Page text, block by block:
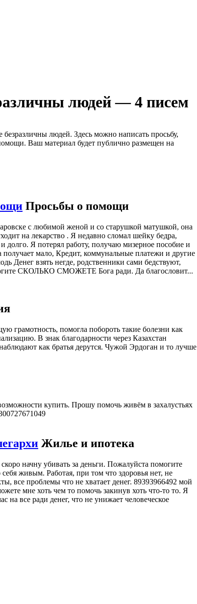
людей — 4 писем
людей. Здесь можно написать просьбу,
Ваш материал будет публично размещен на
Просьбы о помощи
с любимой женой и со старушкой матушкой, она
на лекарство . Я недавно сломал шейку бедра,
долго. Я потерял работу, получаю мизерное пособие и
мало, Кредит, коммунальные платежи и другие
Денег взять негде, родственники сами бедствуют,
СКОЛЬКО СМОЖЕТЕ Бога ради. Да благословит...
грамотность, помогла побороть такие болезни как
В знак благодарности через Казахстан
как братья дерутся. Чужой Эрдоган и то лучше
купить. Прошу помочь живём в захалустьях
Жилье и ипотека
начну убивать за деньги. Пожалуйста помогите
живым. Работая, при том что здоровья нет, не
все проблемы что не хватает денег. 89393966492 мой
мне хоть чем то помочь закинув хоть что-то то. Я
на все ради денег, что не унижает человеческое